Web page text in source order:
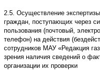
2.5. Осуществление
граждан, поступающих через
пользования (почтовый,
телефон) на действия
сотрудников МАУ «Редакция
зрения наличия сведений о
организации их проверки